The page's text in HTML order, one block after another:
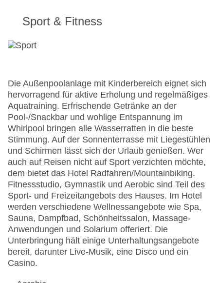
Sport & Fitness
Die Außenpoolanlage mit Kinderbereich eignet sich
hervorragend für aktive Erholung und regelmäßiges
Aquatraining. Erfrischende Getränke an der
Pool-/Snackbar und wohlige Entspannung im
Whirlpool bringen alle Wasserratten in die beste
Stimmung. Auf der Sonnenterrasse mit Liegestühlen
und Schirmen lässt sich der Urlaub genießen. Wer
auch auf Reisen nicht auf Sport verzichten möchte,
dem bietet das Hotel Radfahren/Mountainbiking.
Fitnessstudio, Gymnastik und Aerobic sind Teil des
Sport- und Freizeitangebots des Hauses. Im Hotel
werden verschiedene Wellnessangebote wie Spa,
Sauna, Dampfbad, Schönheitssalon, Massage-
Anwendungen und Solarium offeriert. Die
Unterbringung hält einige Unterhaltungsangebote
bereit, darunter Live-Musik, eine Disco und ein
Casino.